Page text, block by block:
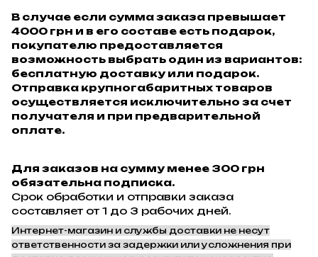
В случае если сумма заказа превышает
4000 грн и в его составе есть подарок,
покупателю предоставляется
возможность выбрать один из вариантов:
бесплатную доставку или подарок.
Отправка крупногабаритных товаров
осуществляется исключительно за счет
получателя и при предварительной
оплате.
Для заказов на сумму менее 300 грн
обязательна подписка.
Срок обработки и отправки заказа
составляет от 1 до 3 рабочих дней.
Интернет-магазин и службы доставки не несут
ответственности за задержки или усложнения при